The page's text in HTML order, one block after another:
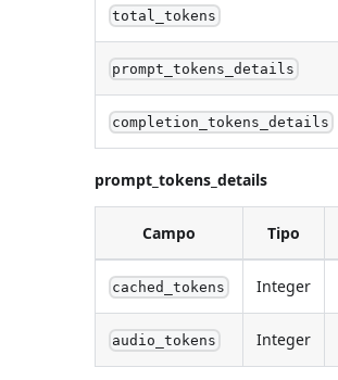
total_tokens
prompt_tokens_details
completion_tokens_details
prompt_tokens_details
Campo Tipo
cached_tokens Integer
audio_tokens Integer